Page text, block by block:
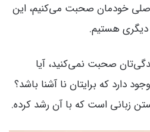
اصلی خودمان صحبت می‌کنیم، این
هستیم.
صحبت نمی‌کنید، آیا
که برایتان نا آشنا باشد؟
زبانی است که با آن رشد کرده.